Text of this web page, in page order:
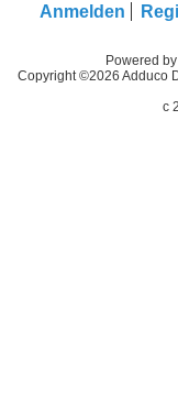
Anmelden
Powered by
Copyright ©2026 Adduco
c